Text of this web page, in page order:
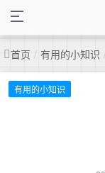
首页 / 有用的小知识
有用的小知识